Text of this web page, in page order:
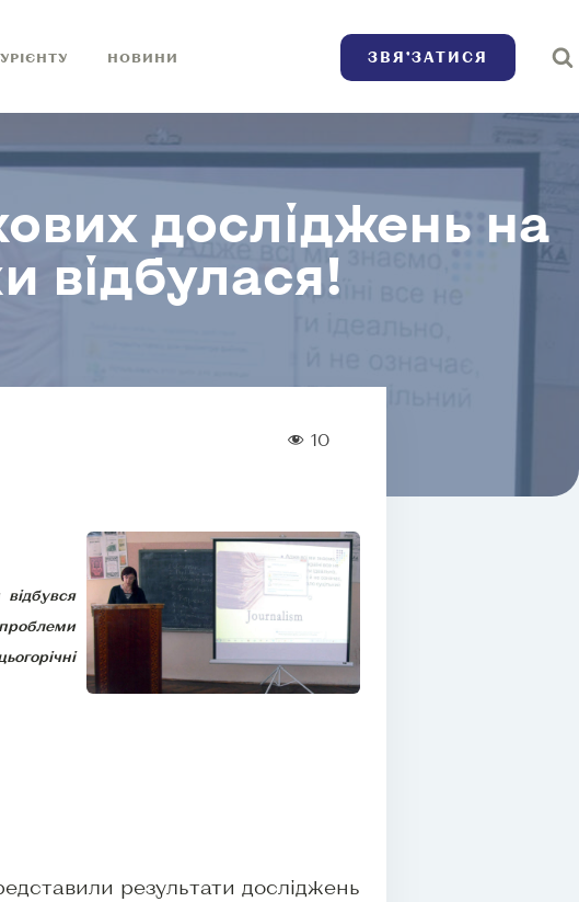
НОВИНИ ЗВЯ’ЗАТИСЯ
досліджень на
відбулася!
10
результати досліджень